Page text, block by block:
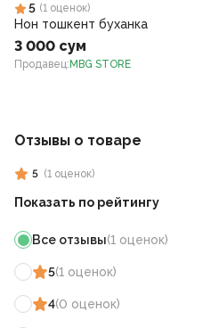
5 (1 оценок)
Нон тошкент буханка
3 000 сум
Продавец: MBG STORE
Отзывы о товаре
5 (1 оценок)
Показать по рейтингу
Все отзывы(1 оценок)
5(1 оценок)
4(0 оценок)